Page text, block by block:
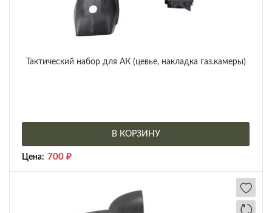
Тактический набор для АК (цевье, накладка газ.камеры)
В КОРЗИНУ
Цена: 700 ₽